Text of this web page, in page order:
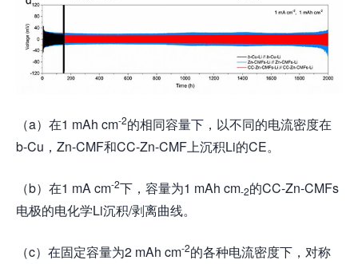
（a）在1 mAh cm-2的相同容量下，以不同的电流密度在
b-Cu，Zn-CMF和CC-Zn-CMF上沉积Li的CE。
（b）在1 mA cm-2下，容量为1 mAh cm-2的CC-Zn-CMFs
电极的电化学Li沉积/剥离曲线。
（c）在固定容量为2 mAh cm-2的各种电流密度下，对称